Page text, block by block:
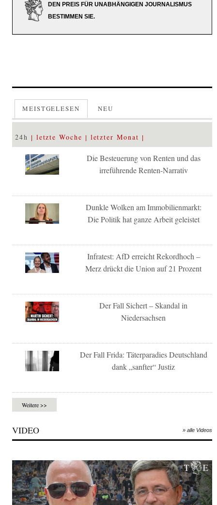
DEN PREIS FÜR UNABHÄNGIGEN JOURNALISMUS
BESTIMMEN SIE.
MEISTGELESEN NEU
24h letzte Woche letzter Monat
Die Besteuerung von Renten und das
irreführende Renten-Narrativ
Dunkle Wolken am Immobilienmarkt:
Die Politik hat ganze Arbeit geleistet
Infratest: AfD erreicht Rekordhoch –
Merz drückt die Union auf 21 Prozent
Der Fall Sichert – Skandal in
Niedersachsen
Der Fall Frida: Täterparadies Deutschland
dank „sanfter“ Justiz
Weitere >>
VIDEO » alle Videos